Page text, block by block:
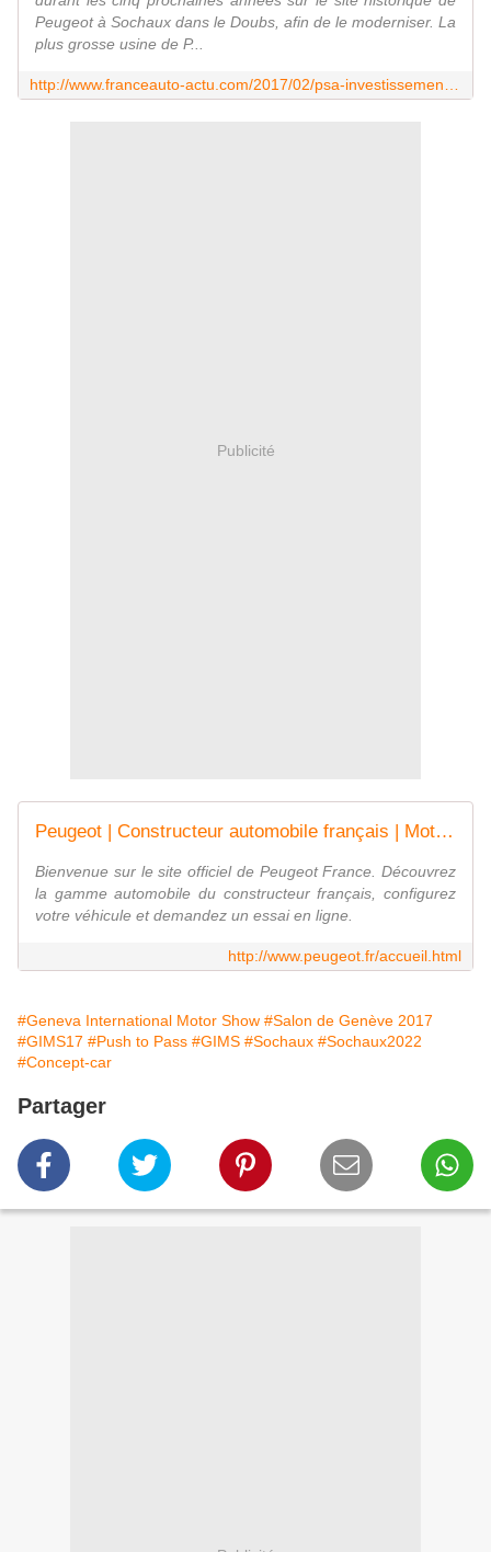
Peugeot à Sochaux dans le Doubs, afin de le moderniser. La
plus grosse usine de P...
Publicité
Peugeot | Constructeur automobile français | Motion & Emotion
Bienvenue sur le site officiel de Peugeot France. Découvrez
la gamme automobile du constructeur français, configurez
votre véhicule et demandez un essai en ligne.
http://www.peugeot.fr/accueil.html
#Geneva International Motor Show #Salon de Genève 2017
#GIMS17 #Push to Pass #GIMS #Sochaux #Sochaux2022
#Concept-car
Partager